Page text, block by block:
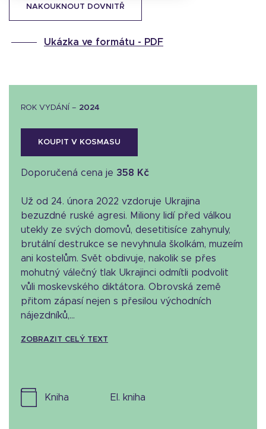
NAKOUKNOUT DOVNITŘ
Ukázka ve formátu - PDF
ROK VYDÁNÍ – 2024
KOUPIT V KOSMASU
Doporučená cena je 358 Kč
Už od 24. února 2022 vzdoruje Ukrajina
bezuzdné ruské agresi. Miliony lidí před válkou
utekly ze svých domovů, desetitisíce zahynuly,
brutální destrukce se nevyhnula školkám, muzeím
ani kostelům. Svět obdivuje, nakolik se přes
mohutný válečný tlak Ukrajinci odmítli podvolit
vůli moskevského diktátora. Obrovská země
přitom zápasí nejen s přesilou východních
nájezdníků,...
ZOBRAZIT CELÝ TEXT
kniha el. kniha